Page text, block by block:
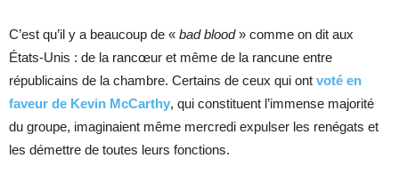
C’est qu’il y a beaucoup de « bad blood» comme on dit aux
États-Unis : de la rancœur et même de la rancune entre
républicains de la chambre. Certains de ceux qui ont voté en
faveur de Kevin McCarthy, qui constituent l’immense majorité
du groupe, imaginaient même mercredi expulser les renégats et
les démettre de toutes leurs fonctions.